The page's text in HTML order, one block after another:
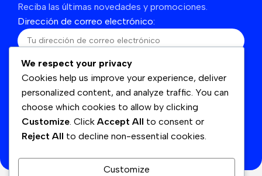
Reciba las últimas novedades y promociones.
Dirección de correo electrónico:
He leído y acepto los términos y condiciones
Se utilizará de acuerdo con nuestrasPoliticas de
We respect your privacy
Cookies help us improve your experience, deliver
personalized content, and analyze traffic. You can
choose which cookies to allow by clicking
Customize . Click Accept All to consent or
Reject All to decline non-essential cookies.
Customize